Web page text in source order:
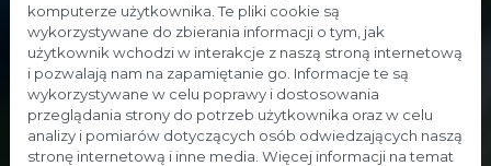
komputerze użytkownika. Te pliki cookie są
wykorzystywane do zbierania informacji o tym, jak
użytkownik wchodzi w interakcje z naszą stroną internetową
i pozwalają nam na zapamiętanie go. Informacje te są
wykorzystywane w celu poprawy i dostosowania
przeglądania strony do potrzeb użytkownika oraz w celu
analizy i pomiarów dotyczących osób odwiedzających naszą
stronę internetową i inne media. Więcej informacji na temat